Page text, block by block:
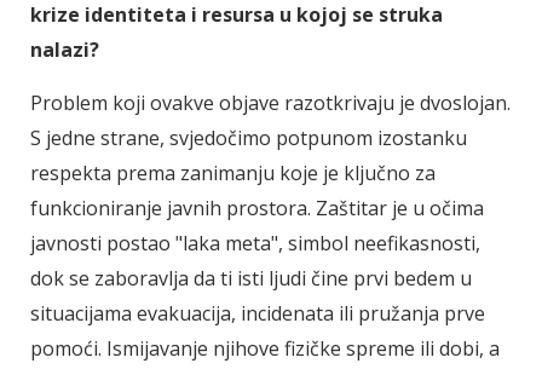
krize identiteta i resursa u kojoj se struka
nalazi?
Problem koji ovakve objave razotkrivaju je dvoslojan.
S jedne strane, svjedočimo potpunom izostanku
respekta prema zanimanju koje je ključno za
funkcioniranje javnih prostora. Zaštitar je u očima
javnosti postao "laka meta", simbol neefikasnosti,
dok se zaboravlja da ti isti ljudi čine prvi bedem u
situacijama evakuacija, incidenata ili pružanja prve
pomoći. Ismijavanje njihove fizičke spreme ili dobi, a